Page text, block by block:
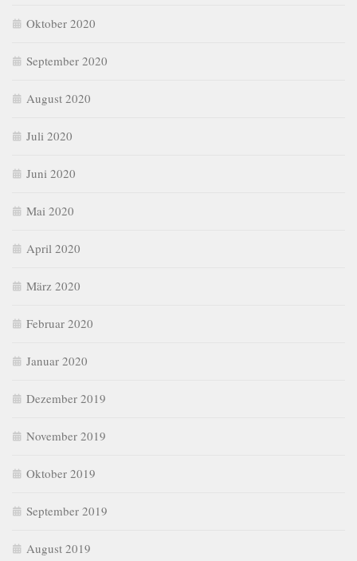
Oktober 2020
September 2020
August 2020
Juli 2020
Juni 2020
Mai 2020
April 2020
März 2020
Februar 2020
Januar 2020
Dezember 2019
November 2019
Oktober 2019
September 2019
August 2019